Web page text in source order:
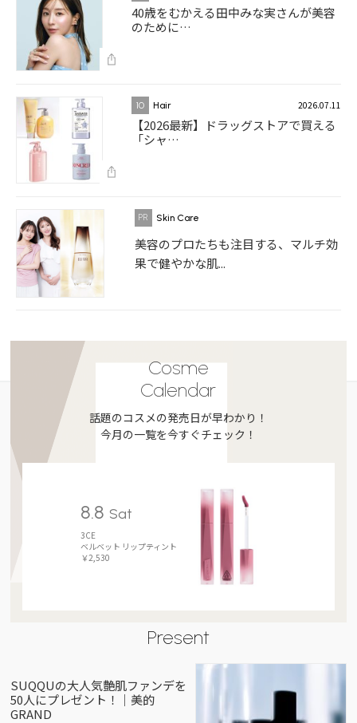
40歳をむかえる田中みな実さんが美容
のために…
10 Hair 2026.07.11
【2026最新】ドラッグストアで買える
「シャ…
Skin Care
美容のプロたちも注目する、マルチ効
果で健やかな肌...
Cosme
Calendar
話題のコスメの発売日が早わかり！
今月の一覧を今すぐチェック！
8.8 Sat
3CE
ベルベット リップティント
￥2,530
Present
SUQQUの大人気艶肌ファンデを
50人にプレゼント！｜美的
GRAND